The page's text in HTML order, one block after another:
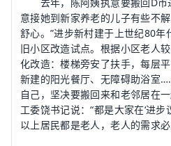
意接她到新家养老的儿子有些不
舒心。”进步新村建于上世纪80年
旧小区改造试点。根据小区老人
化改造：楼梯旁安了扶手，每层
新建的阳光餐厅、无障碍助浴室
自己，坚决要搬回来和老邻居在
工委饶书记说：“都是大家在‘进
以上居民都是老人，老人的需求